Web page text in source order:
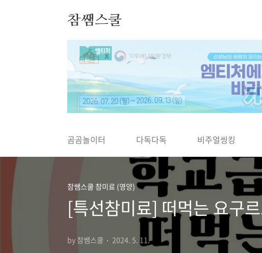
참쌤스쿨
◀
곰곰놀이터 다독다독 비주얼씽킹
참쌤스쿨 참미료 (영양)
[특선참미료] 떠먹는 요구
by 참쌤스쿨 2024. 5. 11.